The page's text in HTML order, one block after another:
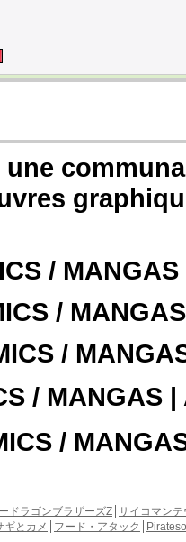
/
/
/
/ MANGAS |
/
ドラゴンブラザーズZ サイコマンテ
ギとカメ フード・アタック